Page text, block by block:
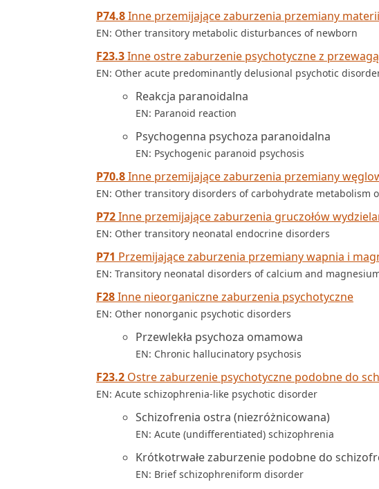
P74.8Inne przemijające zaburzenia przemiany
EN: Other transitory metabolic disturbances of newborn
F23.3Inne ostre zaburzenie psychotyczne z
EN: Other acute predominantly delusional psychotic
Reakcja paranoidalna
EN: Paranoid reaction
Psychogenna psychoza paranoidalna
EN: Psychogenic paranoid psychosis
P70.8Inne przemijające zaburzenia przemiany
EN: Other transitory disorders of carbohydrate metabolism
P72Inne przemijające zaburzenia gruczołów
EN: Other transitory neonatal endocrine disorders
P71 Przemijające zaburzenia przemiany wapnia i
EN: Transitory neonatal disorders of calcium and
F28Inne nieorganiczne zaburzenia psychotyczne
EN: Other nonorganic psychotic disorders
Przewlekła psychoza omamowa
EN: Chronic hallucinatory psychosis
F23.2 Ostre zaburzenie psychotyczne podobne do
EN: Acute schizophrenia-like psychotic disorder
Schizofrenia ostra (niezróżnicowana)
EN: Acute (undifferentiated) schizophrenia
Krótkotrwałe zaburzenie podobne do
EN: Brief schizophreniform disorder